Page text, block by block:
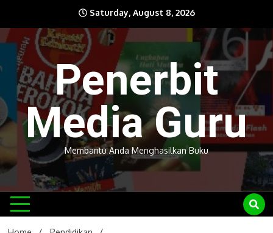
content
Saturday, August 8, 2026
Penerbit
Media Guru
Membantu Anda Menghasilkan Buku